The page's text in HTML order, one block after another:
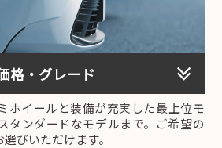
格・グレード
ホイールと装備が充実した最上位モ
タンダードなモデルまで。ご希望の
びいただけます。